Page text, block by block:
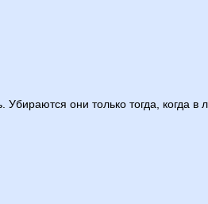
они только тогда, когда в